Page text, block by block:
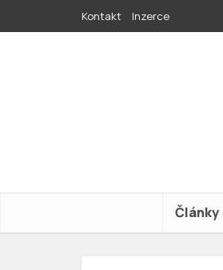
Kontakt Inzerce
Články